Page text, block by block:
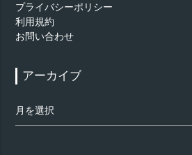
プライバシーポリシー
利用規約
お問い合わせ
アーカイブ
ー